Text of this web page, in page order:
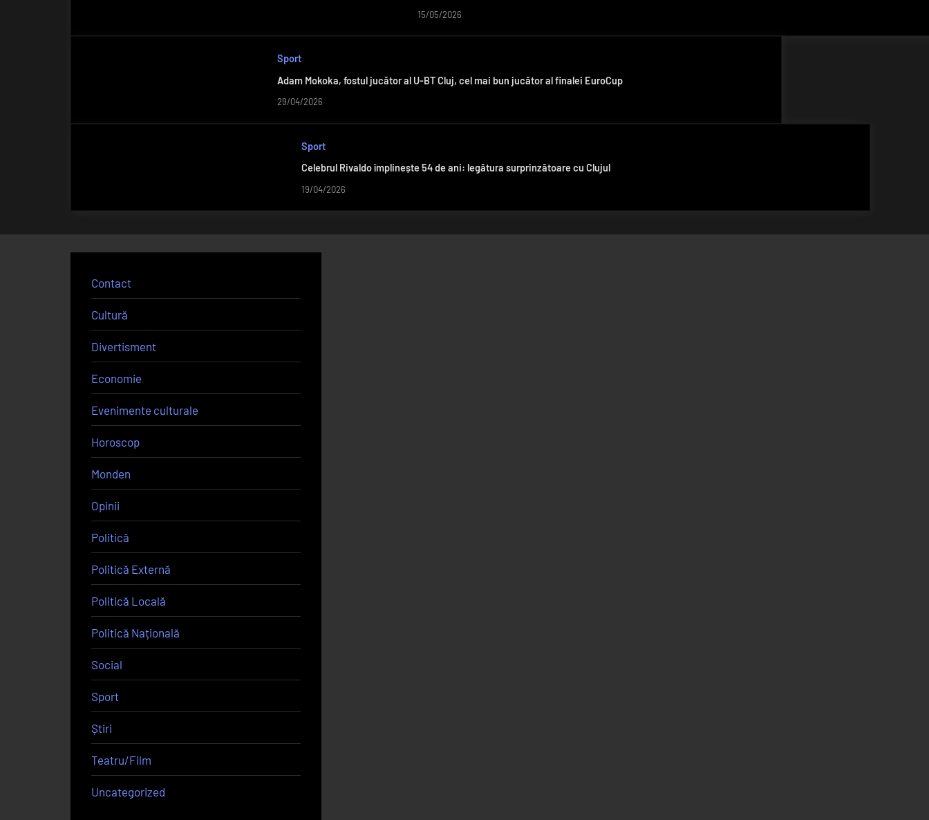
15/05/2026
Sport
Adam Mokoka, fostul jucător al U-BT Cluj, cel mai bun jucător al finalei EuroCup
29/04/2026
Sport
Celebrul Rivaldo împlinește 54 de ani: legătura surprinzătoare cu Clujul
19/04/2026
Contact
Cultură
Divertisment
Economie
Evenimente culturale
Horoscop
Monden
Opinii
Politică
Politică Externă
Politică Locală
Politică Națională
Social
Sport
Știri
Teatru/Film
Uncategorized